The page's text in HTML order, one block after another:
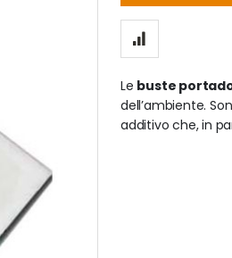
Le buste
dell’ambiente.
additivo che, in